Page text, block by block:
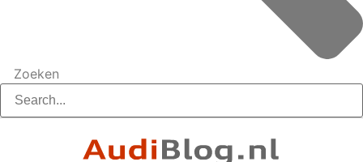
Zoeken